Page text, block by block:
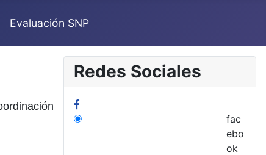
Evaluación SNP
Redes Sociales
fac
ebo
ok